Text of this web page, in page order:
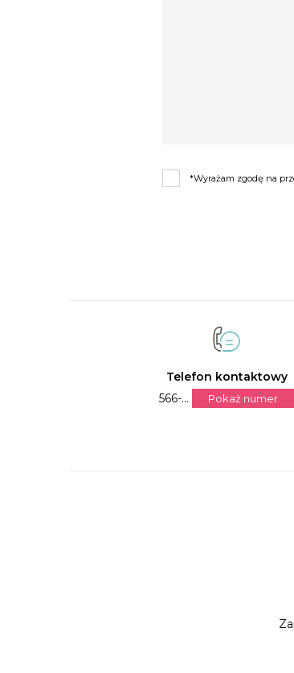
*Wyrażam zgodę na
Telefon kontaktowy
566-...
Pokaż numer